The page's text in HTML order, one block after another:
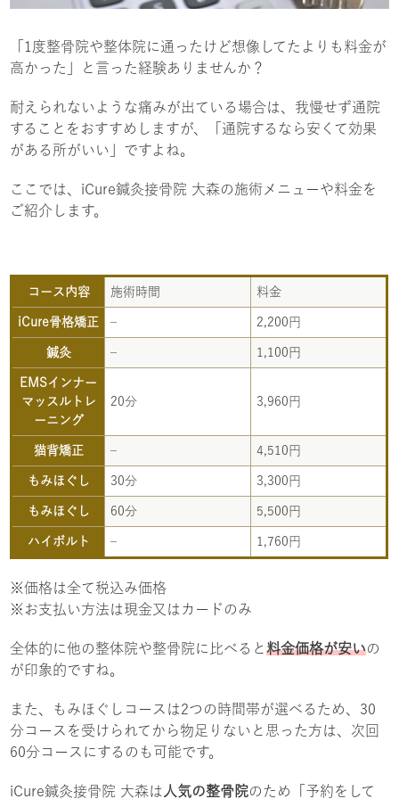
「1度整骨院や整体院に通ったけど想像してたよりも料金が
高かった」と言った経験ありませんか？
耐えられないような痛みが出ている場合は、我慢せず通院
することをおすすめしますが、「通院するなら安くて効果
がある所がいい」ですよね。
ここでは、iCure鍼灸接骨院 大森の施術メニューや料金を
ご紹介します。
コース内容 施術時間 料金
iCure骨格矯正 – 2,200円
鍼灸 – 1,100円
EMSインナー
マッスルトレ
ーニング
20分 3,960円
猫背矯正 – 4,510円
もみほぐし 30分 3,300円
もみほぐし 60分 5,500円
ハイボルト – 1,760円
※価格は全て税込み価格
※お支払い方法は現金又はカードのみ
全体的に他の整体院や整骨院に比べると料金価格が安いの
が印象的ですね。
また、もみほぐしコースは2つの時間帯が選べるため、30
分コースを受けられてから物足りないと思った方は、次回
60分コースにするのも可能です。
iCure鍼灸接骨院 大森は 人気の整骨院のため「予約をして